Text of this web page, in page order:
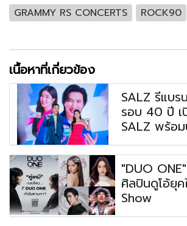
GRAMMY RS CONCERTS ROCK90
เนื้อหาที่เกี่ยวข้อง
SALZ รีแบ
รอบ 40 ปี
SALZ พร้อ
"DUO
ศิลปินดูโอ้ยุ
Show